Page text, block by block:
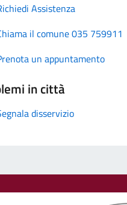
Assistenza
il comune 035 759911
un appuntamento
in città
disservizio